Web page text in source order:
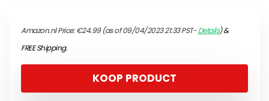
Amazon.nl Price:€24.99(as of 09/04/2023 21:33 PST-Details)&
FREE Shipping.
KOOP PRODUCT